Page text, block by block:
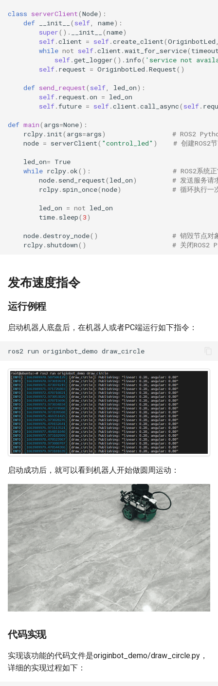
class serverClient(Node):
def
__init__ ( self name):
super() . __init__ (name)
self.client = self.create_client(OriginbotLed
while not self.client .wait_for_service(
self.get_logger() . info( 'service not
self. request = OriginbotLed .Request()
def send_request( self led_on):
self. request .on = led_on
self.future = self.client .call_async( self.
def main( args=None):
rclpy. init( args=args)
# ROS2
node = serverClient( "control_led" ) # 创建ROS2
led_on= True
while rclpy.ok():
# ROS2系统
node. send_request( led_on)
# 发送服务请
rclpy. spin_once(node) # 循环执行一
led_on = not led_on
time. sleep( 3)
node.destroy_node()
# 销毁节点对
rclpy. shutdown() # 关闭ROS2
发布速度指令
运行例程
启动机器人底盘后，在机器人或者PC端运行如下指令：
ros2 run originbot_demo
启动成功后，就可以看到机器人开始做圆周运动：
代码实现
实现该功能的代码文件是originbot_demo/draw_circle.py，
详细的实现过程如下：